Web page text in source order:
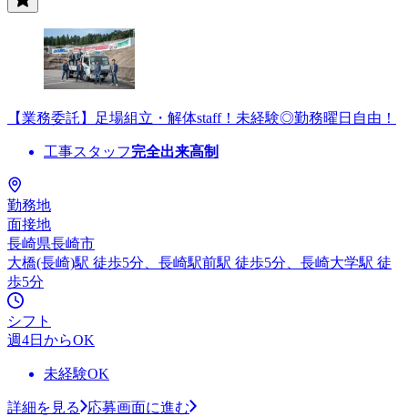
【業務委託】足場組立・解体staff！未経験◎勤務曜日自由！
工事スタッフ完全出来高制
勤務地
面接地
長崎県長崎市
大橋(長崎)駅 徒歩5分、長崎駅前駅 徒歩5分、長崎大学駅 徒
歩5分
シフト
週4日からOK
未経験OK
詳細を見る
応募画面に進む